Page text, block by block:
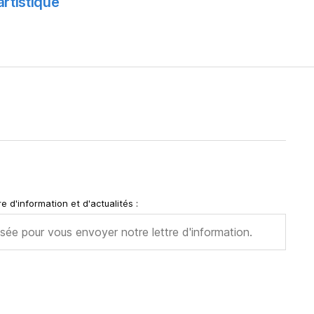
d'information et d'actualités :